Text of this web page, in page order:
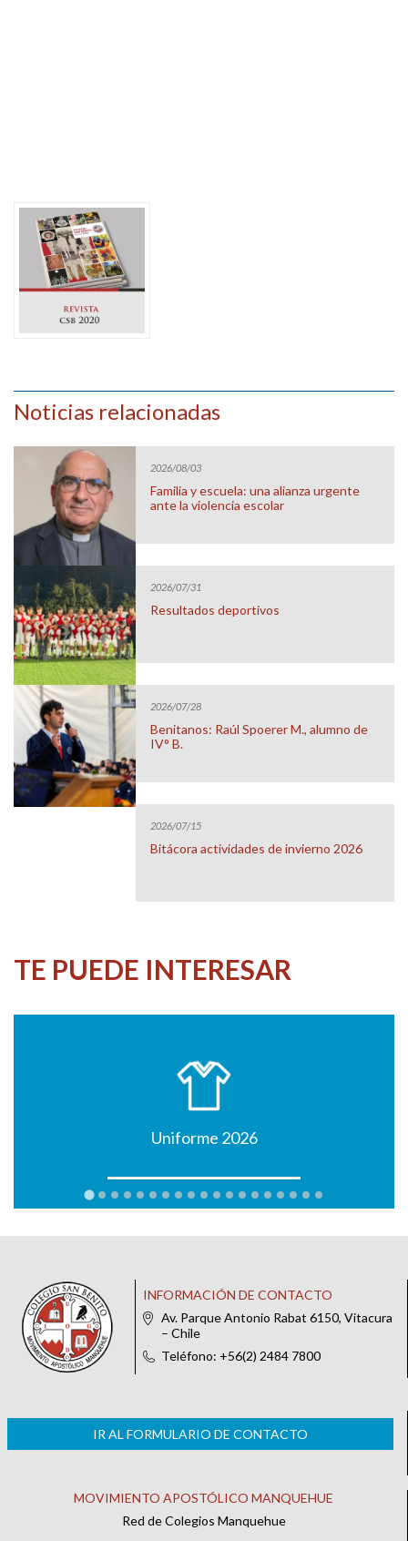
Noticias relacionadas
2026/08/03
Familia y escuela: una alianza urgente
ante la violencia escolar
2026/07/31
Resultados deportivos
2026/07/28
Benitanos: Raúl Spoerer M., alumno de
IV° B.
2026/07/15
Bitácora actividades de invierno 2026
TE PUEDE INTERESAR
Uniforme 2026
INFORMACIÓN DE CONTACTO
Av. Parque Antonio Rabat 6150, Vitacura
– Chile
Teléfono: +56(2) 2484 7800
IR AL FORMULARIO DE CONTACTO
MOVIMIENTO APOSTÓLICO MANQUEHUE
Red de Colegios Manquehue